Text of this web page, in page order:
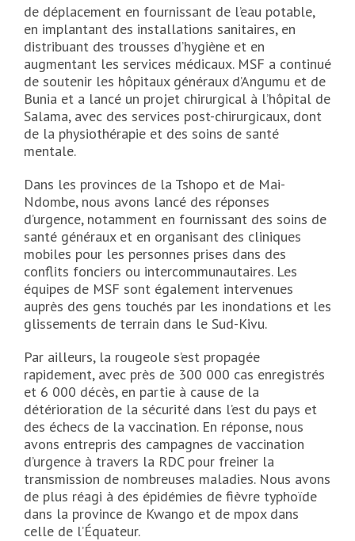
de déplacement en fournissant de l’eau potable,
en implantant des installations sanitaires, en
distribuant des trousses d’hygiène et en
augmentant les services médicaux. MSF a continué
de soutenir les hôpitaux généraux d’Angumu et de
Bunia et a lancé un projet chirurgical à l’hôpital de
Salama, avec des services post-chirurgicaux, dont
de la physiothérapie et des soins de santé
mentale.
Dans les provinces de la Tshopo et de Mai-
Ndombe, nous avons lancé des réponses
d’urgence, notamment en fournissant des soins de
santé généraux et en organisant des cliniques
mobiles pour les personnes prises dans des
conflits fonciers ou intercommunautaires. Les
équipes de MSF sont également intervenues
auprès des gens touchés par les inondations et les
glissements de terrain dans le Sud-Kivu.
Par ailleurs, la rougeole s’est propagée
rapidement, avec près de 300 000 cas enregistrés
et 6 000 décès, en partie à cause de la
détérioration de la sécurité dans l’est du pays et
des échecs de la vaccination. En réponse, nous
avons entrepris des campagnes de vaccination
d’urgence à travers la RDC pour freiner la
transmission de nombreuses maladies. Nous avons
de plus réagi à des épidémies de fièvre typhoïde
dans la province de Kwango et de mpox dans
celle de l’Équateur.